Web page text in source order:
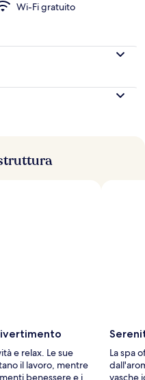
Wi-Fi gratuito
e relax. Le sue
il lavoro, mentre
benessere e i
La spa
vasche